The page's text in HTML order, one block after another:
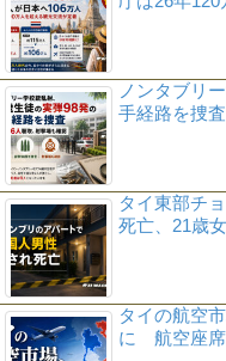
ノンタブリ
手経路を捜
タイ東部チ
死亡、21歳
タイの航空
に 航空座席